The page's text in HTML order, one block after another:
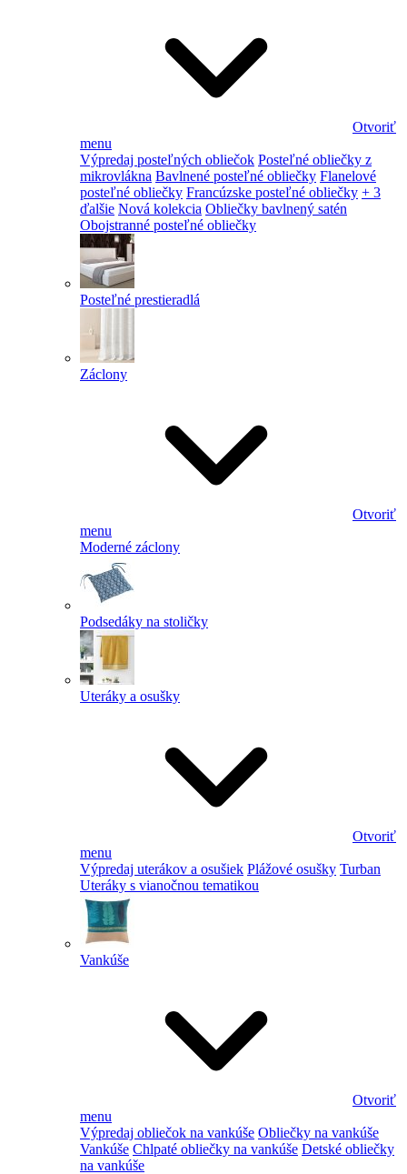
Otvoriť
menu
Výpredaj posteľných obliečok Posteľné obliečky z
mikrovlákna Bavlnené posteľné obliečky Flanelové
posteľné obliečky Francúzske posteľné obliečky + 3
ďalšie Nová kolekcia Obliečky bavlnený satén
Obojstranné posteľné obliečky
Posteľné prestieradlá
Záclony
Otvoriť
menu
Moderné záclony
Podsedáky na stoličky
Uteráky a osušky
Otvoriť
menu
Výpredaj uterákov a osušiek Plážové osušky Turban
Uteráky s vianočnou tematikou
Vankúše
Otvoriť
menu
Výpredaj obliečok na vankúše Obliečky na vankúše
Vankúše Chlpaté obliečky na vankúše Detské obliečky
na vankúše